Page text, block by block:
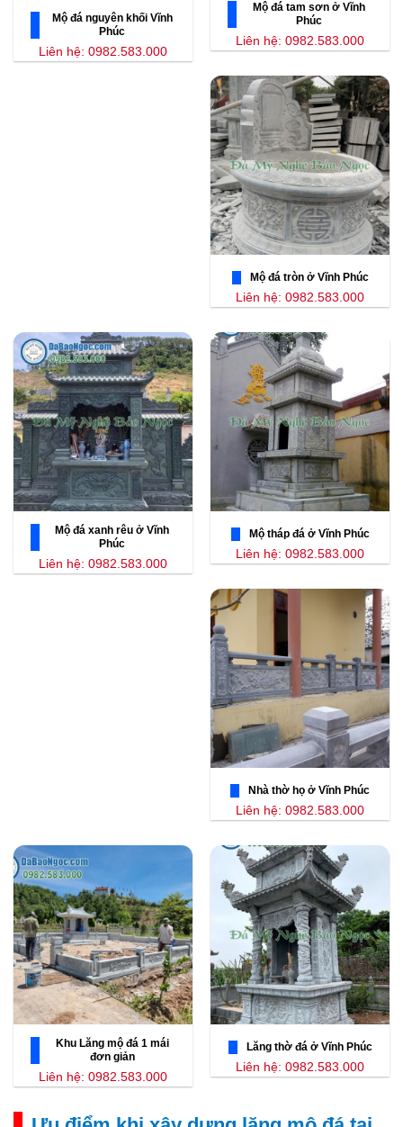
Mộ đá nguyên khối Vĩnh
Phúc
Liên hệ: 0982.583.000
Mộ đá tam sơn ở Vĩnh
Phúc
Liên hệ: 0982.583.000
Mộ đá tròn ở Vĩnh Phúc
Liên hệ: 0982.583.000
Mộ đá xanh rêu ở Vĩnh
Phúc
Liên hệ: 0982.583.000
Mộ tháp đá ở Vĩnh Phúc
Liên hệ: 0982.583.000
Nhà thờ họ ở Vĩnh Phúc
Liên hệ: 0982.583.000
Khu Lăng mộ đá 1 mái
đơn giản
Liên hệ: 0982.583.000
Lăng thờ đá ở Vĩnh Phúc
Liên hệ: 0982.583.000